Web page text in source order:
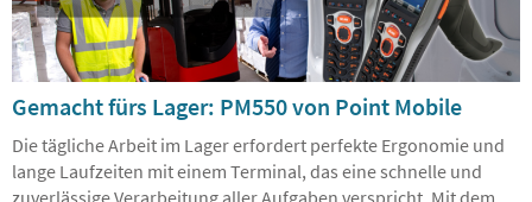
Gemacht fürs Lager: PM550 von Point Mobile
Die tägliche Arbeit im Lager erfordert perfekte Ergonomie und
lange Laufzeiten mit einem Terminal, das eine schnelle und
zuverlässige Verarbeitung aller Aufgaben verspricht. Mit dem